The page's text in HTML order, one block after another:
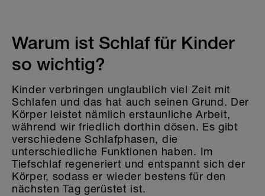
Warum ist Schlaf für Kinder
so wichtig?
Kinder verbringen unglaublich viel Zeit mit
Schlafen und das hat auch seinen Grund. Der
Körper leistet nämlich erstaunliche Arbeit,
während wir friedlich dorthin dösen. Es gibt
verschiedene Schlafphasen, die
unterschiedliche Funktionen haben. Im
Tiefschlaf regeneriert und entspannt sich der
Körper, sodass er wieder bestens für den
nächsten Tag gerüstet ist.